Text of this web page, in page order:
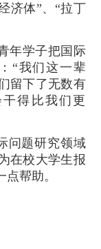
济体”、“拉丁
年学子把国际
“我们这一辈
留下了无数有
得比我们更
问题研究领域
在校大学生报
帮助。